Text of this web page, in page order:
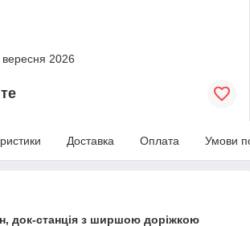
2026
Доставка Оплата Умови
док-станція з ширшою доріжкою